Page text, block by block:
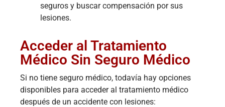
seguros y buscar compensación por sus
lesiones.
Acceder al Tratamiento
Médico Sin Seguro Médico
Si no tiene seguro médico, todavía hay opciones
disponibles para acceder al tratamiento médico
después de un accidente con lesiones: